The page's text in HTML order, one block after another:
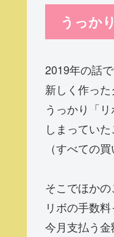
うっか
2019年の話で
新しく作った
うっかり「
しまってい
（すべての
そこでほかの
リボの手数料
今月支払う金